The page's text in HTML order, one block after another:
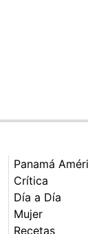
Panamá
Crítica
Día a Día
Mujer
Recetas